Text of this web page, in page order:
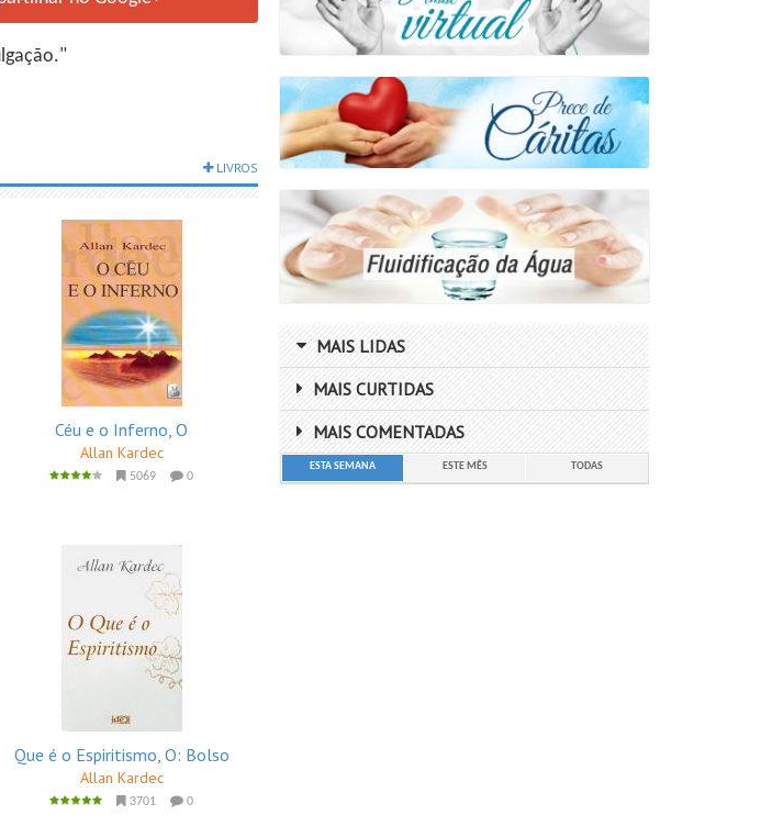
LIVROS
Céu e o Inferno, O
Allan Kardec
5069 0
Que é o Espiritismo, O: Bolso
Allan Kardec
3701 0
MAIS LIDAS
MAIS CURTIDAS
MAIS COMENTADAS
ESTA SEMANA ESTE MÊS TODAS